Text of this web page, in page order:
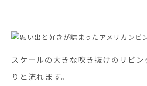
スケールの大きな吹き抜けのリビン
りと流れます。